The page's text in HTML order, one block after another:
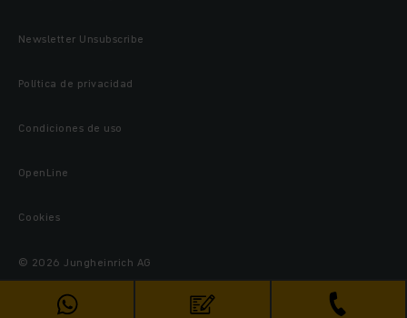
Newsletter Unsubscribe
Política de privacidad
Condiciones de uso
OpenLine
Cookies
© 2026 Jungheinrich AG